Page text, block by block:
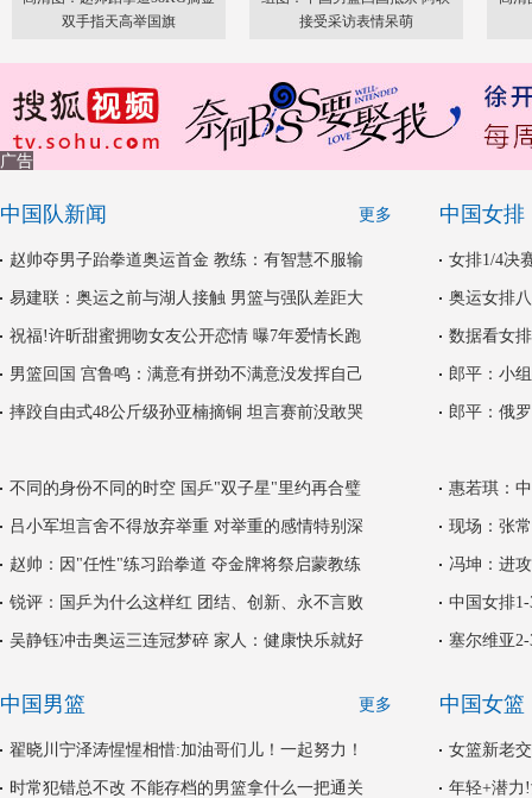
双手指天高举国旗
接受采访表情呆萌
广告
中国队新闻 更多
赵帅夺男子跆拳道奥运首金 教练：有智慧不服输
易建联：奥运之前与湖人接触 男篮与强队差距大
祝福!许昕甜蜜拥吻女友公开恋情 曝7年爱情长跑
男篮回国 宫鲁鸣：满意有拼劲不满意没发挥自己
摔跤自由式48公斤级孙亚楠摘铜 坦言赛前没敢哭
不同的身份不同的时空 国乒"双子星"里约再合璧
吕小军坦言舍不得放弃举重 对举重的感情特别深
赵帅：因"任性"练习跆拳道 夺金牌将祭启蒙教练
锐评：国乒为什么这样红 团结、创新、永不言败
吴静钰冲击奥运三连冠梦碎 家人：健康快乐就好
中国男篮 更多
翟晓川宁泽涛惺惺相惜:加油哥们儿！一起努力！
时常犯错总不改 不能存档的男篮拿什么一把通关
中国女排
女排1/4决
奥运女排
数据看女
郎平：小
郎平：俄
惠若琪：
现场：张
冯坤：进
中国女排
塞尔维亚
中国女篮
女篮新老
年轻+潜力